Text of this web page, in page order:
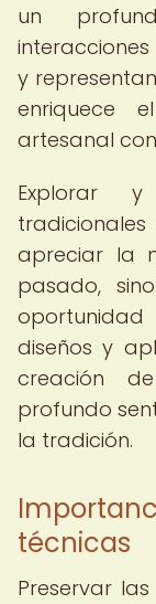
un
y
enriquece
artesanal
Explorar
apreciar la
pasado,
diseños y
creación
profundo
la tradición.
técnicas
Preservar